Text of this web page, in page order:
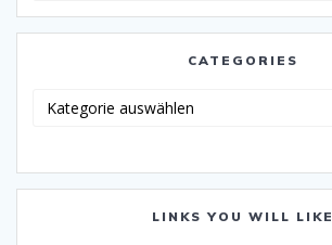
CATEGORIES
LINKS YOU WILL LIKE